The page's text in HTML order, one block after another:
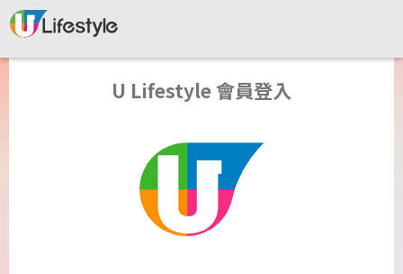
U Lifestyle 會員登入